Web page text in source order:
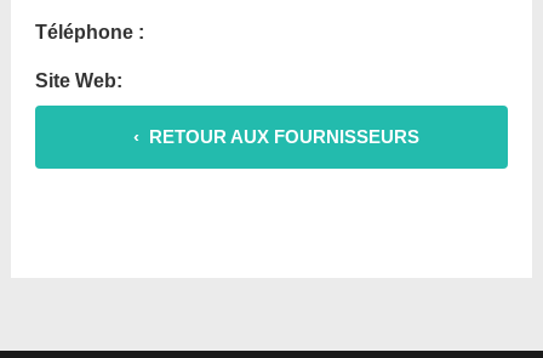
Téléphone :
Site Web:
‹ RETOUR AUX FOURNISSEURS